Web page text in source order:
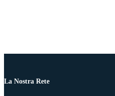
La Nostra Rete